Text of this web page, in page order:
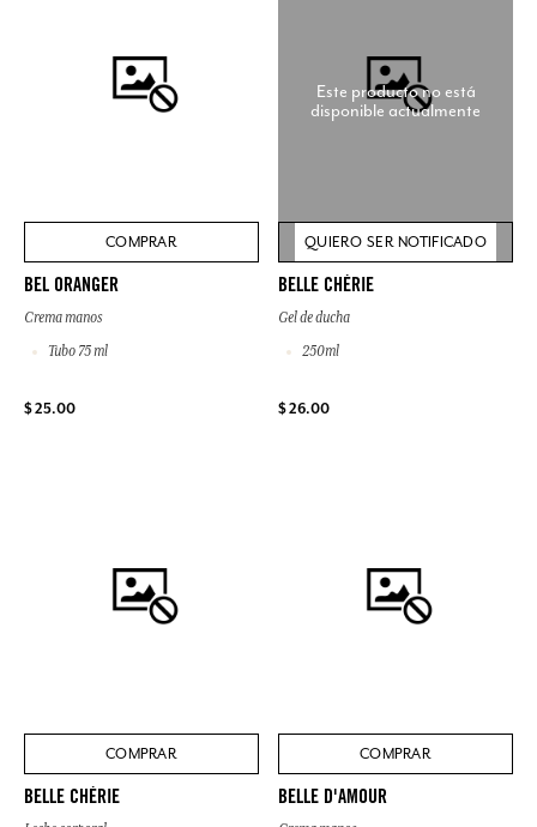
COMPRAR
BEL ORANGER
Crema manos
Tubo 75 ml
$ 25.00
Este producto no está
disponible actualmente
QUIERO SER NOTIFICADO
BELLE CHÉRIE
Gel de ducha
250ml
$ 26.00
COMPRAR
BELLE CHÉRIE
COMPRAR
BELLE D'AMOUR